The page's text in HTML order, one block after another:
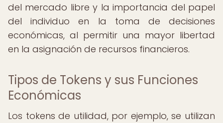
del mercado libre y la importancia del papel
del individuo en la toma de decisiones
económicas, al permitir una mayor libertad
en la asignación de recursos financieros.
Tipos de Tokens y sus Funciones
Económicas
Los tokens de utilidad, por ejemplo, se utilizan